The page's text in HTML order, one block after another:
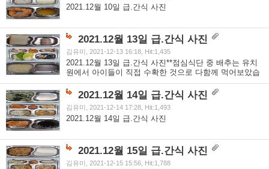
2021.12월 10일 급.간식 사진
2021.12월 13일 급.간식 사진
김유미, 2021-12-13 16:18, Hit:1,435
2021.12월 13일 급.간식 사진**점심식단 중 배추는 유치
원에서 아이들이 직접 수확한 것으로 다함께 먹어보았습
니다.
2021.12월 14일 급.간식 사진
김유미, 2021-12-14 17:28, Hit:1,493
2021.12월 14일 급.간식 사진
2021.12월 15일 급.간식 사진
김유미, 2021-12-15 15:56, Hit:1,788